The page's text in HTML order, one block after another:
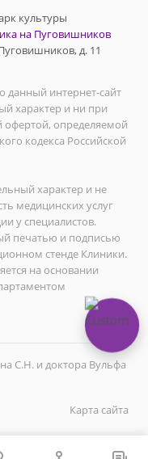
культуры
на Пуговишников
д. 11
интернет-сайт
характер и ни при
офертой, определяемой
кодекса Российской
характер и не
медицинских услуг
у специалистов.
печатью и подписью
стенде Клиники.
на основании
С.Н. и доктора Вульфа
Карта сайта